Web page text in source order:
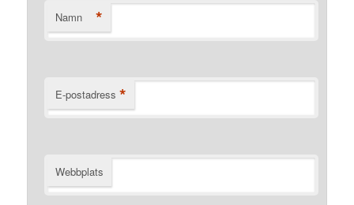
Namn *
E-postadress *
Webbplats